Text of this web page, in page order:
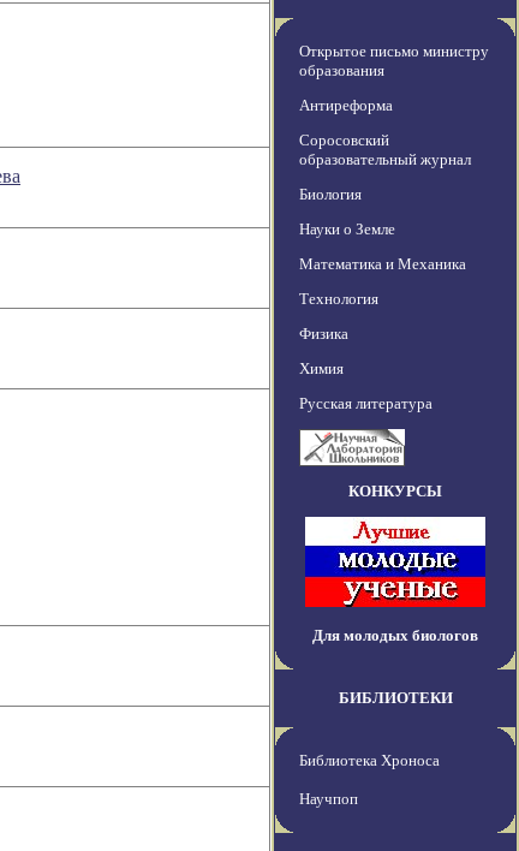
Открытое письмо министру
образования
Антиреформа
Соросовский
образовательный журнал
Биология
Науки о Земле
Математика и Механика
Технология
Физика
Химия
Русская литература
КОНКУРСЫ
Для молодых биологов
БИБЛИОТЕКИ
Библиотека Хроноса
Научпоп